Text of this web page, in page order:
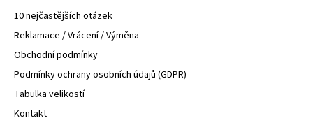
10 nejčastějších otázek
Reklamace / Vrácení / Výměna
Obchodní podmínky
Podmínky ochrany osobních údajů (GDPR)
Tabulka velikostí
Kontakt